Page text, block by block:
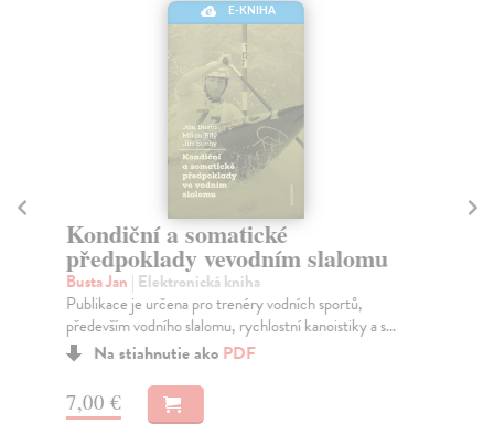
E-KNIHA
Kondiční a somatické
předpoklady vevodním slalomu
Busta Jan | Elektronická kniha
Publikace je určena pro trenéry vodních sportů,
především vodního slalomu, rychlostní kanoistiky a s...
Na stiahnutie ako PDF
7,00 €